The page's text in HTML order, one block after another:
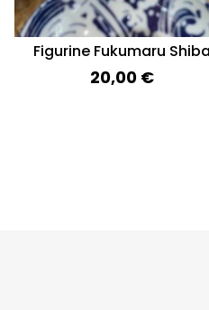
Figurine Fukumaru Shiba
20,00 €